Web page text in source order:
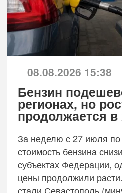
08.08.2026 15:38
Бензин
регионах, но
продолжается в
За неделю с 27 июля по
стоимость бензина
субъектах Федерации,
цены продолжили